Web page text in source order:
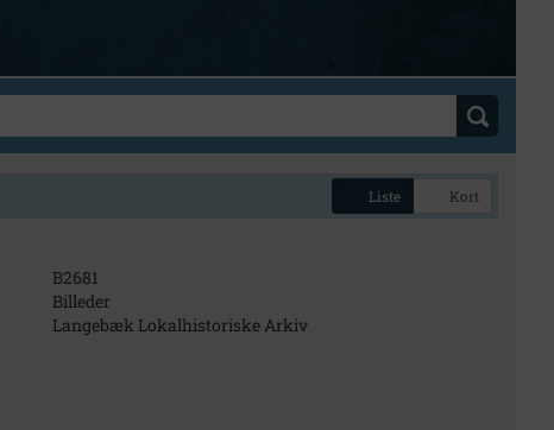
Liste Kort
B2681
Billeder
Langebæk Lokalhistoriske Arkiv